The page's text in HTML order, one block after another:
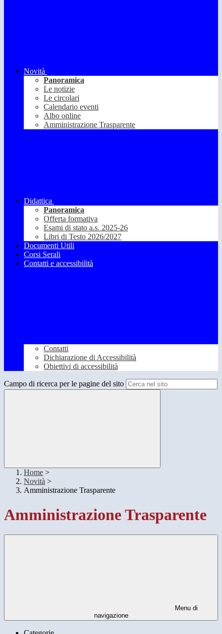
Novità
Panoramica
Le notizie
Le circolari
Calendario eventi
Albo online
Amministrazione Trasparente
Didattica
Panoramica
Offerta formativa
Esami di stato a.s. 2025-26
Libri di Testo 2026/2027
Documenti Utili
Corsi Serali
Contatti e accessibilità
Contatti
Dichiarazione di Accessibilità
Obiettivi di accessibilità
Campo di ricerca per le pagine del sito
Home >
Novità >
Amministrazione Trasparente
Amministrazione Trasparente
Menu di
navigazione